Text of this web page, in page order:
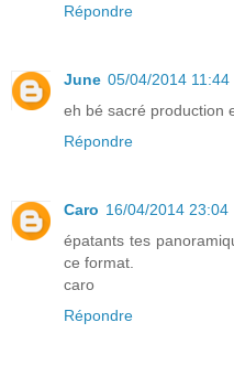
Répondre
June 05/04/2014 11:44
eh bé sacré production
Répondre
Caro 16/04/2014 23:04
épatants tes
ce format.
caro
Répondre